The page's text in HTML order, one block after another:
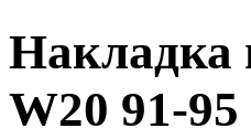
Накладка
W20 91-